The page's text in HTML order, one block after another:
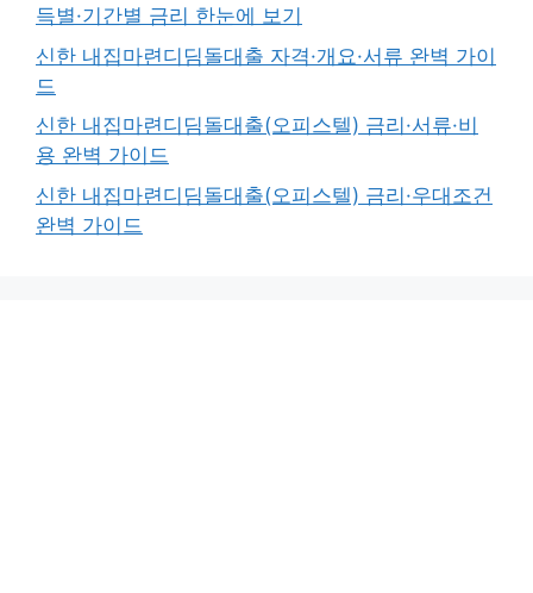
득별·기간별 금리 한눈에 보기
신한 내집마련디딤돌대출 자격·개요·서류 완벽 가이
드
신한 내집마련디딤돌대출(오피스텔) 금리·서류·비
용 완벽 가이드
신한 내집마련디딤돌대출(오피스텔) 금리·우대조건
완벽 가이드